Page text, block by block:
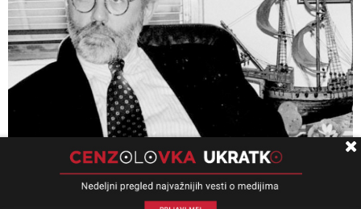
Univerzitet Kolumbija: Slučaj „Ćuruvija” presedan, važan